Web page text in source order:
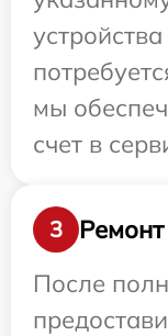
мы
счет в
3
После